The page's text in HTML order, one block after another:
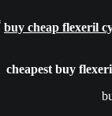
buy cheap flexeril
cheapest buy